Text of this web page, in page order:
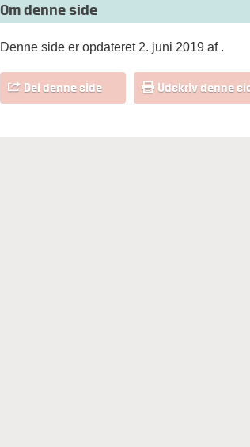
Om denne side
Denne side er opdateret 2. juni 2019 af .
Del denne side Udskriv denne